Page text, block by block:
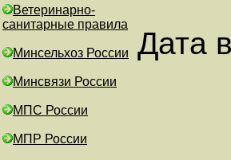
Ветеринарно-
санитарные правила
Минсельхоз России
Минсвязи России
МПС России
МПР России
Дата